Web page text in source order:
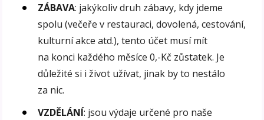
ZÁBAVA: jakýkoliv druh zábavy, kdy jdeme
spolu (večeře v restauraci, dovolená, cestování,
kulturní akce atd.), tento účet musí mít
na konci každého měsíce 0,-Kč zůstatek. Je
důležité si i život užívat, jinak by to nestálo
za nic.
VZDĚLÁNÍ: jsou výdaje určené pro naše